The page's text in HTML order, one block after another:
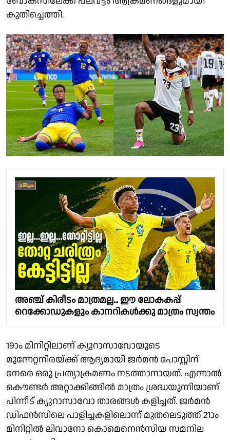
കുതിച്ചെത്തി.
അഞ്ച് കിരീടം മാത്രമല്ല... ഈ ലോകകപ്പ്
റെക്കോഡുകളും കാനറികള്‍ക്കു മാത്രം സ്വന്തം
19ാം മിനിറ്റിലാണ് ക്യുറാസാവോയുടെ
മുന്നേറ്റനിരയ്ക്ക് ആദ്യമായി ജർമൻ പോസ്റ്റിന്
നേരെ ഒരു പ്രത്യാക്രമണം നടത്താനായത്. എന്നാൽ
കൌണ്ടർ അറ്റാക്കിങ്ങിൽ മാത്രം ശ്രദ്ധയൂന്നിയാണ്
പിന്നീട് ക്യുറാസാവോ താരങ്ങൾ കളിച്ചത്. ജർമൻ
ഡിഫൻസിലെ പാളിച്ചകളിലൊന്ന് മുതലെടുത്ത് 21ാം
മിനിറ്റിൽ ലിവാനോ കൊമെനെൻസിയ സമനില